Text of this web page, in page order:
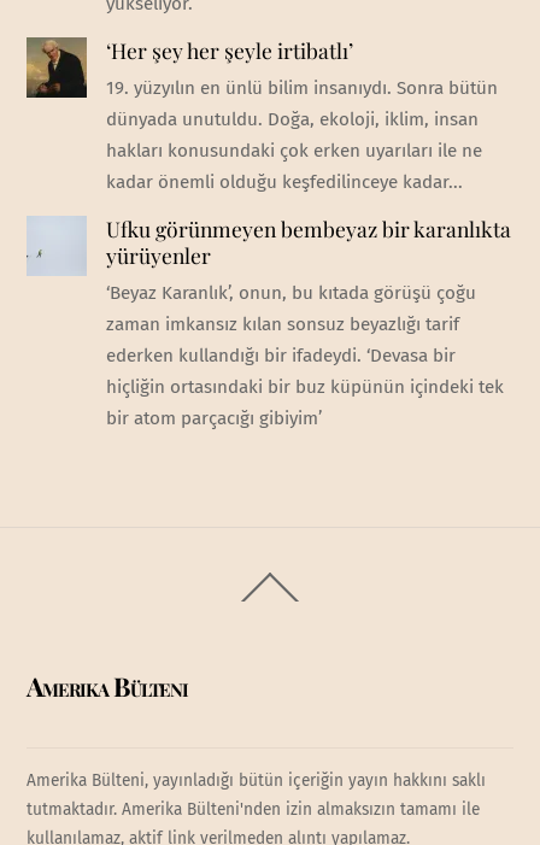
‘Her şey her şeyle irtibatlı’
19. yüzyılın en ünlü bilim insanıydı. Sonra bütün
dünyada unutuldu. Doğa, ekoloji, iklim, insan
hakları konusundaki çok erken uyarıları ile ne
kadar önemli olduğu keşfedilinceye kadar...
Ufku görünmeyen bembeyaz bir karanlıkta
yürüyenler
‘Beyaz Karanlık’, onun, bu kıtada görüşü çoğu
zaman imkansız kılan sonsuz beyazlığı tarif
ederken kullandığı bir ifadeydi. ‘Devasa bir
hiçliğin ortasındaki bir buz küpünün içindeki tek
bir atom parçacığı gibiyim’
To
Amerika Bülteni
Amerika Bülteni, yayınladığı bütün içeriğin yayın hakkını saklı
tutmaktadır. Amerika Bülteni'nden izin almaksızın tamamı ile
kullanılamaz, aktif link verilmeden alıntı yapılamaz.